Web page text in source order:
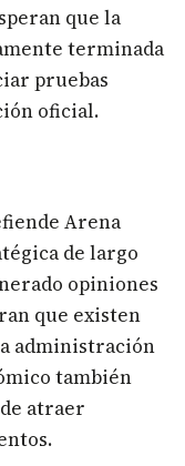
que la
terminada
pruebas
oficial.
Arena
de largo
opiniones
que existen
administración
también
atraer